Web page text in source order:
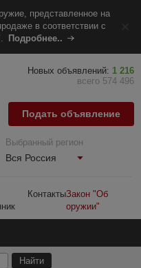
представленное на
в соответствии с
Подробнее..
Выбранный регион
Вся Россия
КонтактыЗакон "Об
оружии"
Новых объявлений: 1 216
всего 574 496
Подать объявление